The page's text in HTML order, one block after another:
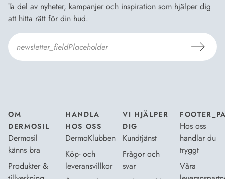
Ta del av nyheter, kampanjer och inspiration som hjälper dig
att hitta rätt för din hud.
OM
DERMOSIL
Dermosil
känns bra
Produkter &
HANDLA
HOS OSS
DermoKlubben
Köp- och
leveransvillkor
VI HJÄLPER
DIG
Kundtjänst
Frågor och
svar
Hos oss
handlar du
tryggt
Våra